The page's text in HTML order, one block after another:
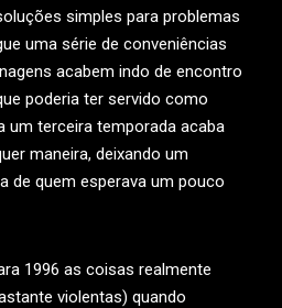
simples para problemas
uma série de conveniências
acabem indo de encontro
poderia ter servido como
um terceira temporada acaba
maneira, deixando um
de quem esperava um pouco
1996 as coisas realmente
violentas) quando